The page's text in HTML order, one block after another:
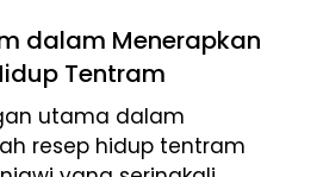
dalam Menerapkan
Tentram
utama dalam
resep hidup tentram